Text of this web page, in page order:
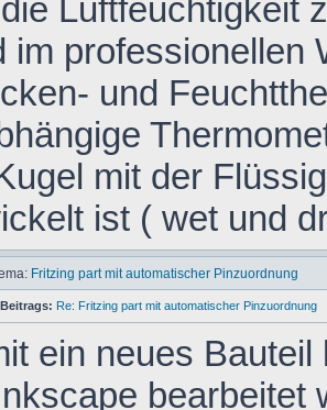
Luftfeuchtigkeit
im professionellen
und
mit der
ist ( wet und
Fritzing part mit automatischer Pinzuordnung
Re: Fritzing part mit automatischer Pinzuordnung
ein neues
bearbeitet